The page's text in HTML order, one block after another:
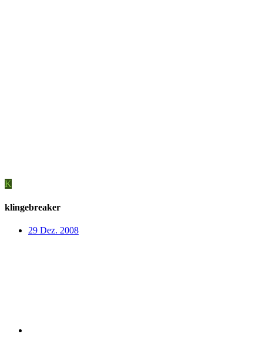
K
klingebreaker
29 Dez. 2008